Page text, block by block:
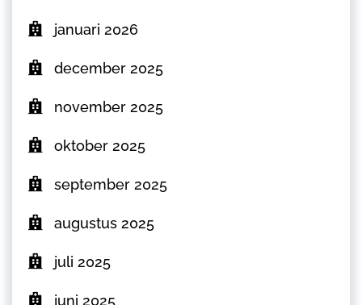
januari 2026
december 2025
november 2025
oktober 2025
september 2025
augustus 2025
juli 2025
juni 2025